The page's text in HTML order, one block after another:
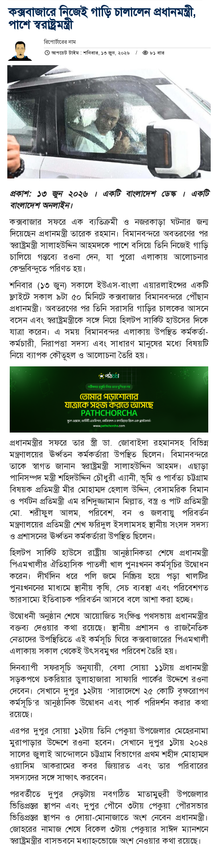
কক্সবাজারে নিজেই গাড়ি চালালেন প্রধানমন্ত্রী,
পাশে স্বরাষ্ট্রমন্ত্রী
রিপোর্টারের নাম
আপডেট টাইম : শনিবার, ১৩ জুন, ২০২৬
৮১ বার
প্রকাশ: ১৩ জুন ২০২৬ । একটি বাংলাদেশ ডেস্ক । একটি
বাংলাদেশ অনলাইন।
কক্সবাজার সফরে এক ব্যতিক্রমী ও নজরকাড়া ঘটনার জন্ম
দিয়েছেন প্রধানমন্ত্রী তারেক রহমান। বিমানবন্দরে অবতরণের পর
স্বরাষ্ট্রমন্ত্রী সালাহউদ্দিন আহমদকে পাশে বসিয়ে তিনি নিজেই গাড়ি
চালিয়ে গন্তব্যে রওনা দেন, যা পুরো এলাকায় আলোচনার
কেন্দ্রবিন্দুতে পরিণত হয়।
শনিবার (১৩ জুন) সকালে ইউএস-বাংলা এয়ারলাইন্সের একটি
ফ্লাইটে সকাল ৯টা ৫০ মিনিটে কক্সবাজার বিমানবন্দরে পৌঁছান
প্রধানমন্ত্রী। অবতরণের পর তিনি সরাসরি গাড়ির চালকের আসনে
বসেন এবং স্বরাষ্ট্রমন্ত্রীকে সঙ্গে নিয়ে হিলটপ সার্কিট হাউসের দিকে
যাত্রা করেন। এ সময় বিমানবন্দর এলাকায় উপস্থিত কর্মকর্তা-
কর্মচারী, নিরাপত্তা সদস্য এবং সাধারণ মানুষের মধ্যে বিষয়টি
নিয়ে ব্যাপক কৌতূহল ও আলোচনা তৈরি হয়।
প্রধানমন্ত্রীর সফরে তার স্ত্রী ডা. জোবাইদা রহমানসহ বিভিন্ন
মন্ত্রণালয়ের ঊর্ধ্বতন কর্মকর্তারা উপস্থিত ছিলেন। বিমানবন্দরে
তাকে স্বাগত জানান স্বরাষ্ট্রমন্ত্রী সালাহউদ্দিন আহমদ। এছাড়া
পানিসম্পদ মন্ত্রী শহিদউদ্দিন চৌধুরী এ্যানী, ভূমি ও পার্বত্য চট্টগ্রাম
বিষয়ক প্রতিমন্ত্রী মীর মোহাম্মদ হেলাল উদ্দিন, বেসামরিক বিমান
ও পর্যটন প্রতিমন্ত্রী এম রশিদুজ্জামান মিল্লাত, বস্ত্র ও পাট প্রতিমন্ত্রী
মো. শরীফুল আলম, পরিবেশ, বন ও জলবায়ু পরিবর্তন
মন্ত্রণালয়ের প্রতিমন্ত্রী শেখ ফরিদুল ইসলামসহ স্থানীয় সংসদ সদস্য
ও প্রশাসনের ঊর্ধ্বতন কর্মকর্তারা উপস্থিত ছিলেন।
হিলটপ সার্কিট হাউসে রাষ্ট্রীয় আনুষ্ঠানিকতা শেষে প্রধানমন্ত্রী
পিএমখালীর ঐতিহাসিক পাতলী খাল পুনঃখনন কর্মসূচির উদ্বোধন
করেন। দীর্ঘদিন ধরে পলি জমে নিষ্ক্রিয় হয়ে পড়া খালটির
পুনঃখননের মাধ্যমে স্থানীয় কৃষি, সেচ ব্যবস্থা এবং পরিবেশগত
ভারসাম্যে ইতিবাচক পরিবর্তন আসবে বলে আশা করা হচ্ছে।
উদ্বোধনী অনুষ্ঠান শেষে আয়োজিত সংক্ষিপ্ত পথসভায় প্রধানমন্ত্রীর
বক্তব্য দেওয়ার কথা রয়েছে। স্থানীয় প্রশাসন ও রাজনৈতিক
নেতাদের উপস্থিতিতে এই কর্মসূচি ঘিরে কক্সবাজারের পিএমখালী
এলাকায় সকাল থেকেই উৎসবমুখর পরিবেশ তৈরি হয়।
দিনব্যাপী সফরসূচি অনুযায়ী, বেলা সোয়া ১১টায় প্রধানমন্ত্রী
সড়কপথে চকরিয়ার ডুলাহাজারা সাফারি পার্কের উদ্দেশে রওনা
দেবেন। সেখানে দুপুর ১২টায় ‘সারাদেশে ২৫ কোটি বৃক্ষরোপণ
কর্মসূচি’র আনুষ্ঠানিক উদ্বোধন এবং পার্ক পরিদর্শন করার কথা
রয়েছে।
এরপর দুপুর সোয়া ১২টায় তিনি পেকুয়া উপজেলার মেহেরনামা
মুরাপাড়ার উদ্দেশে রওনা হবেন। সেখানে দুপুর ১টায় ২০২৪
সালের জুলাই আন্দোলনে চট্টগ্রাম বিভাগের প্রথম শহীদ মোহাম্মদ
ওয়াসিম আকরামের কবর জিয়ারত এবং তার পরিবারের
সদস্যদের সঙ্গে সাক্ষাৎ করবেন।
পরবর্তীতে দুপুর দেড়টায় নবগঠিত মাতামুহুরী উপজেলার
ভিত্তিপ্রস্তর স্থাপন এবং দুপুর পৌনে ৩টায় পেকুয়া পৌরসভার
ভিত্তিপ্রস্তর স্থাপন ও দোয়া-মোনাজাতে অংশ নেবেন প্রধানমন্ত্রী।
জোহরের নামাজ শেষে বিকেল ৩টায় পেকুয়ার সাঈদ ম্যানশনে
স্বরাষ্ট্রমন্ত্রীর বাসভবনে মধ্যাহ্নভোজে অংশ নেওয়ার কথা রয়েছে।